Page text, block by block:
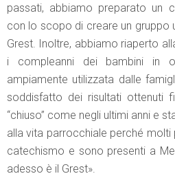
passati, abbiamo preparato un
con lo scopo di creare un gruppo
Grest. Inoltre, abbiamo riaperto
i compleanni dei bambini in
ampiamente utilizzata dalle
soddisfatto dei risultati ottenuti
“chiuso” come negli ultimi anni e
alla vita parrocchiale perché molti
catechismo e sono presenti a
adesso è il Grest».